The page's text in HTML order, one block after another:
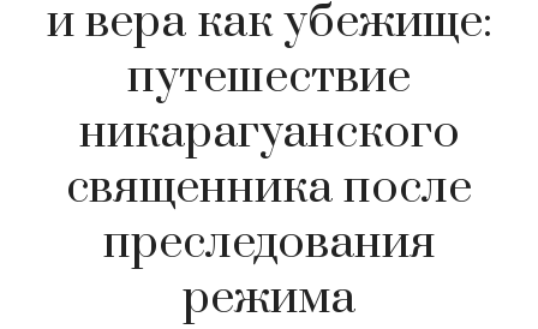
и вера как убежище:
путешествие
никарагуанского
священника после
преследования
режима